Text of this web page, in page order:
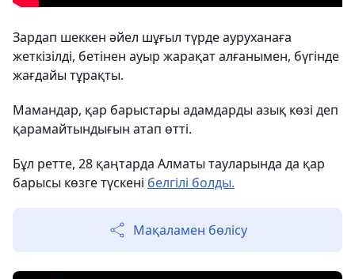
Зардап шеккен әйел шұғыл түрде ауруханаға
жеткізілді, бетінен ауыр жарақат алғанымен, бүгінде
жағдайы тұрақты.
Мамандар, қар барыстары адамдарды азық көзі деп
қарамайтындығын атап өтті.
Бұл ретте, 28 қаңтарда Алматы тауларында да қар
барысы көзге түскені белгілі болды.
Мақаламен бөлісу